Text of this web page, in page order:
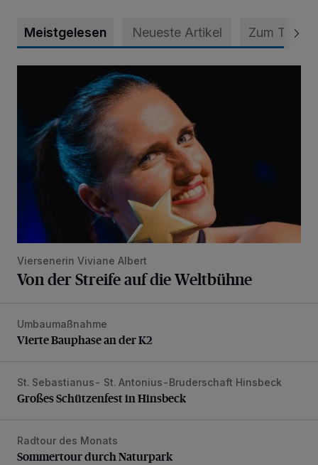
Meistgelesen Neueste Artikel Zum Thema
Von der Streife auf die Weltbühne
Viersenerin Viviane Albert
Von der Streife auf die Weltbühne
Vierte Bauphase an der K2
Umbaumaßnahme
Vierte Bauphase an der K2
Großes Schützenfest in Hinsbeck
St. Sebastianus- St. Antonius-Bruderschaft Hinsbeck
Großes Schützenfest in Hinsbeck
Sommertour durch Naturpark
Radtour des Monats
Sommertour durch Naturpark